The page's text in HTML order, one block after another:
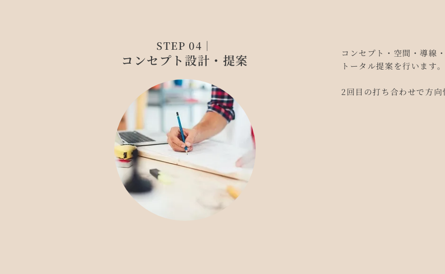
STEP 04｜
コンセプト設計・提案
コンセプト・空間・導線
トータル提案を行います。
2回目の打ち合わせで方向